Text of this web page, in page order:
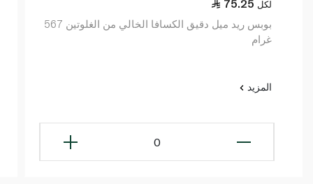
75.25 لكل
بوبس ريد ميل دقيق الكسافا الخالي من الغلوتين 567
غرام
المزيد
0